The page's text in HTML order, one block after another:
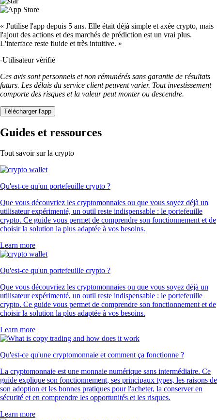
« J'utilise l'app depuis 5 ans. Elle était déjà simple et axée crypto, mais
l'ajout des actions et des marchés de prédiction est un vrai plus.
L'interface reste fluide et très intuitive. »
-Utilisateur vérifié
Ces avis sont personnels et non rémunérés sans garantie de résultats
futurs. Les délais du service client peuvent varier. Tout investissement
comporte des risques et la valeur peut monter ou descendre.
Télécharger l'app
Guides et ressources
Tout savoir sur la crypto
Qu'est-ce qu'un portefeuille crypto ?
Que vous découvriez les cryptomonnaies ou que vous soyez déjà un
utilisateur expérimenté, un outil reste indispensable : le portefeuille
crypto. Ce guide vous permet de comprendre son fonctionnement et de
choisir la solution la plus adaptée à vos besoins.
Learn more
Qu'est-ce qu'un portefeuille crypto ?
Que vous découvriez les cryptomonnaies ou que vous soyez déjà un
utilisateur expérimenté, un outil reste indispensable : le portefeuille
crypto. Ce guide vous permet de comprendre son fonctionnement et de
choisir la solution la plus adaptée à vos besoins.
Learn more
Qu'est-ce qu'une cryptomonnaie et comment ça fonctionne ?
La cryptomonnaie est une monnaie numérique sans intermédiaire. Ce
guide explique son fonctionnement, ses principaux types, les raisons de
son adoption et les bonnes pratiques pour l'acheter, la conserver en
sécurité et en comprendre les opportunités et les risques.
Learn more